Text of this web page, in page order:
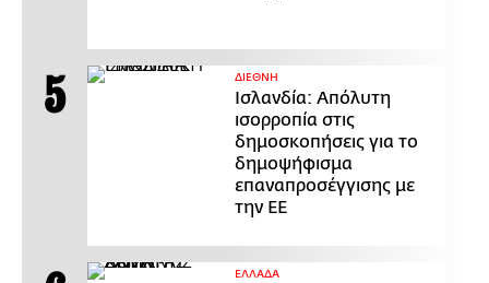
ΔΙΕΘΝΗ
Ισλανδία: Απόλυτη
ισορροπία στις
δημοσκοπήσεις για το
δημοψήφισμα
επαναπροσέγγισης με
την ΕΕ
ΕΛΛΑΔΑ